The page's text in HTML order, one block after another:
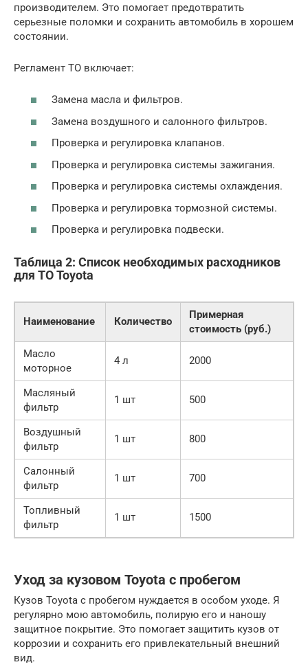
производителем. Это помогает предотвратить
серьезные поломки и сохранить автомобиль в хорошем
состоянии.
Регламент ТО включает:
Замена масла и фильтров.
Замена воздушного и салонного фильтров.
Проверка и регулировка клапанов.
Проверка и регулировка системы зажигания.
Проверка и регулировка системы охлаждения.
Проверка и регулировка тормозной системы.
Проверка и регулировка подвески.
Таблица 2: Список необходимых расходников
для ТО Toyota
Наименование Количество
Примерная
стоимость (руб.)
Масло
моторное
4 л 2000
Масляный
фильтр
1 шт 500
Воздушный
фильтр
1 шт 800
Салонный
фильтр
1 шт 700
Топливный
фильтр
1 шт 1500
Уход за кузовом Toyota с пробегом
Кузов Toyota с пробегом нуждается в особом уходе. Я
регулярно мою автомобиль, полирую его и наношу
защитное покрытие. Это помогает защитить кузов от
коррозии и сохранить его привлекательный внешний
вид.